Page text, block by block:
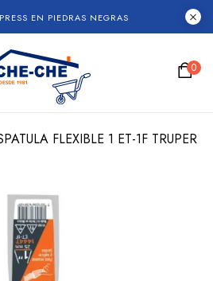
EN PIEDRAS NEGRAS
0
FLEXIBLE 1 ET-1F TRUPER